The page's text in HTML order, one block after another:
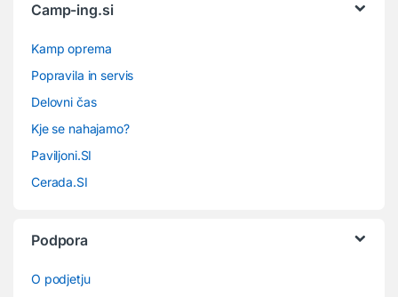
Camp-ing.si
Kamp oprema
Popravila in servis
Delovni čas
Kje se nahajamo?
Paviljoni.SI
Cerada.SI
Podpora
O podjetju